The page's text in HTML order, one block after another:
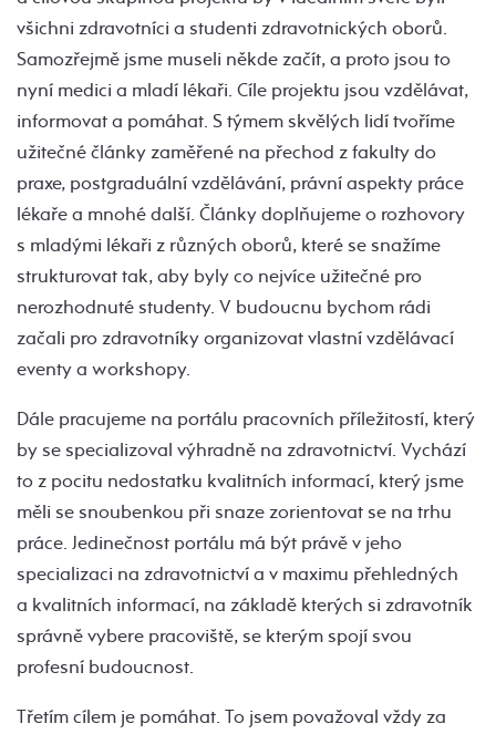
všichni zdravotníci a studenti zdravotnických oborů.
Samozřejmě jsme museli někde začít, a proto jsou to
nyní medici a mladí lékaři. Cíle projektu jsou vzdělávat,
informovat a pomáhat. S týmem skvělých lidí tvoříme
užitečné články zaměřené na přechod z fakulty do
praxe, postgraduální vzdělávání, právní aspekty práce
lékaře a mnohé další. Články doplňujeme o rozhovory
s mladými lékaři z různých oborů, které se snažíme
strukturovat tak, aby byly co nejvíce užitečné pro
nerozhodnuté studenty. V budoucnu bychom rádi
začali pro zdravotníky organizovat vlastní vzdělávací
eventy a workshopy.
Dále pracujeme na portálu pracovních příležitostí, který
by se specializoval výhradně na zdravotnictví. Vychází
to z pocitu nedostatku kvalitních informací, který jsme
měli se snoubenkou při snaze zorientovat se na trhu
práce. Jedinečnost portálu má být právě v jeho
specializaci na zdravotnictví a v maximu přehledných
a kvalitních informací, na základě kterých si zdravotník
správně vybere pracoviště, se kterým spojí svou
profesní budoucnost.
Třetím cílem je pomáhat. To jsem považoval vždy za